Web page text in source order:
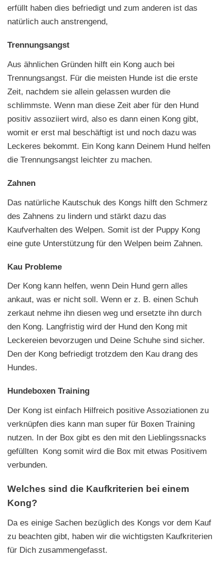
erfüllt haben dies befriedigt und zum anderen ist das
natürlich auch anstrengend,
Trennungsangst
Aus ähnlichen Gründen hilft ein Kong auch bei
Trennungsangst. Für die meisten Hunde ist die erste
Zeit, nachdem sie allein gelassen wurden die
schlimmste. Wenn man diese Zeit aber für den Hund
positiv assoziiert wird, also es dann einen Kong gibt,
womit er erst mal beschäftigt ist und noch dazu was
Leckeres bekommt. Ein Kong kann Deinem Hund helfen
die Trennungsangst leichter zu machen.
Zahnen
Das natürliche Kautschuk des Kongs hilft den Schmerz
des Zahnens zu lindern und stärkt dazu das
Kaufverhalten des Welpen. Somit ist der Puppy Kong
eine gute Unterstützung für den Welpen beim Zahnen.
Kau Probleme
Der Kong kann helfen, wenn Dein Hund gern alles
ankaut, was er nicht soll. Wenn er z. B. einen Schuh
zerkaut nehme ihn diesen weg und ersetzte ihn durch
den Kong. Langfristig wird der Hund den Kong mit
Leckereien bevorzugen und Deine Schuhe sind sicher.
Den der Kong befriedigt trotzdem den Kau drang des
Hundes.
Hundeboxen Training
Der Kong ist einfach Hilfreich positive Assoziationen zu
verknüpfen dies kann man super für Boxen Training
nutzen. In der Box gibt es den mit den Lieblingssnacks
gefüllten Kong somit wird die Box mit etwas Positivem
verbunden.
Welches sind die Kaufkriterien bei einem
Kong?
Da es einige Sachen bezüglich des Kongs vor dem Kauf
zu beachten gibt, haben wir die wichtigsten Kaufkriterien
für Dich zusammengefasst.